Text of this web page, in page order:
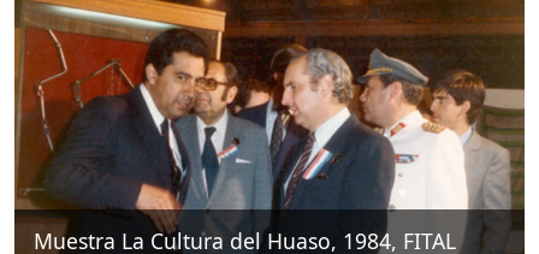
Muestra La Cultura del Huaso, 1984, FITAL